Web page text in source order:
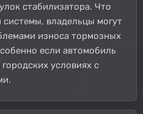
стабилизатора. Что
системы, владельцы могут
износа тормозных
если автомобиль
условиях с